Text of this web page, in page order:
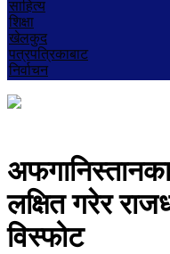
साहित्य
शिक्षा
खेलकुद
पत्रपत्रिकाबाट
निर्वाचन
लक्षित गरेर
विस्फोट